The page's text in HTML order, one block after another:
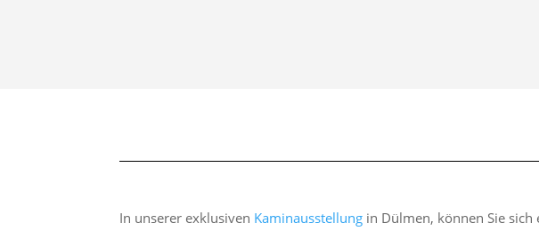
In unserer exklusiven Kaminausstellung in Dülmen, können Sie